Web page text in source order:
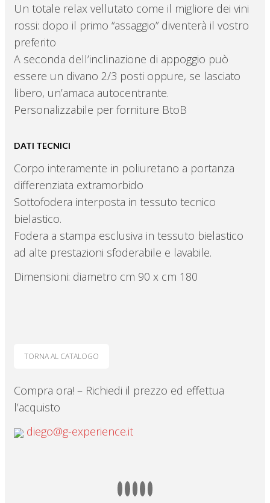
Un totale relax vellutato come il migliore dei vini
rossi: dopo il primo “assaggio” diventerà il vostro
preferito
A seconda dell’inclinazione di appoggio può
essere un divano 2/3 posti oppure, se lasciato
libero, un’amaca autocentrante.
Personalizzabile per forniture BtoB
DATI TECNICI
Corpo interamente in poliuretano a portanza
differenziata extramorbido
Sottofodera interposta in tessuto tecnico
bielastico.
Fodera a stampa esclusiva in tessuto bielastico
ad alte prestazioni sfoderabile e lavabile.
Dimensioni: diametro cm 90 x cm 180
TORNA AL CATALOGO
Compra ora! – Richiedi il prezzo ed effettua
l’acquisto
diego@g-experience.it